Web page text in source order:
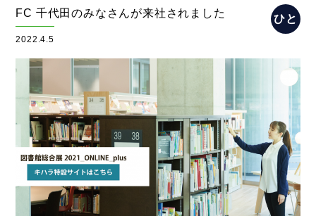
FC 千代田のみなさんが来社されました
2022.4.5
ひと